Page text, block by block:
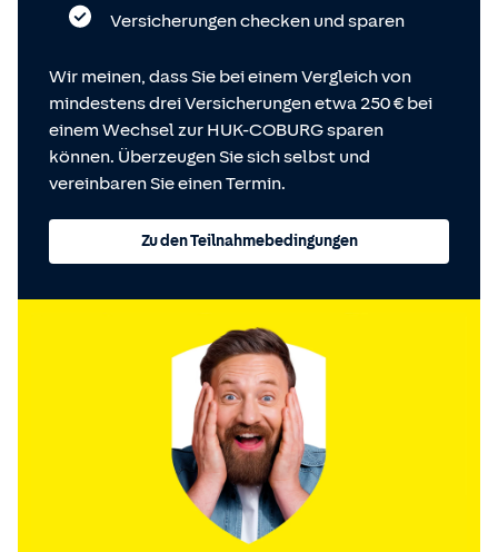
Versicherungen checken und sparen
Wir meinen, dass Sie bei einem Vergleich von
mindestens drei Versicherungen etwa 250 € bei
einem Wechsel zur HUK-COBURG sparen
können. Überzeugen Sie sich selbst und
vereinbaren Sie einen Termin.
Zu den Teilnahmebedingungen